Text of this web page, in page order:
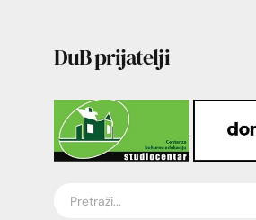
DuB prijatelji